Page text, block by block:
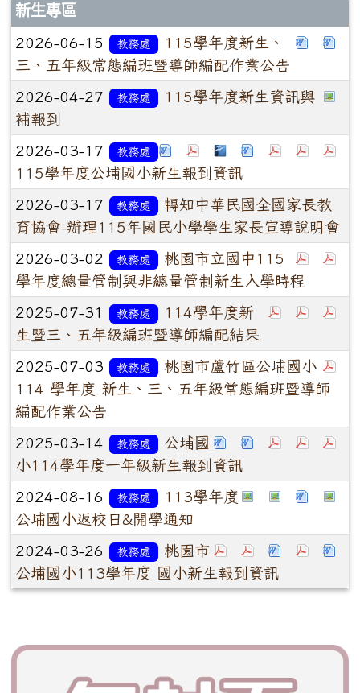
新生專區
2026-06-15 教務處
115學年度新生、
三、五年級常態編班暨導師編配作業公告
2026-04-27 教務處
115學年度新生資訊與
補報到
2026-03-17 教務處
115學年度公埔國小新生報到資訊
2026-03-17 教務處
轉知中華民國全國家長教
育協會-辦理115年國民小學學生家長宣導說明會
2026-03-02 教務處
桃園市立國中115
學年度總量管制與非總量管制新生入學時程
2025-07-31 教務處
114學年度新
生暨三、五年級編班暨導師編配結果
2025-07-03 教務處
桃園市蘆竹區公埔國小
114 學年度 新生、三、五年級常態編班暨導師
編配作業公告
2025-03-14 教務處
公埔國
小114學年度一年級新生報到資訊
2024-08-16 教務處
113學年度
公埔國小返校日&開學通知
2024-03-26 教務處
桃園市
公埔國小113學年度 國小新生報到資訊